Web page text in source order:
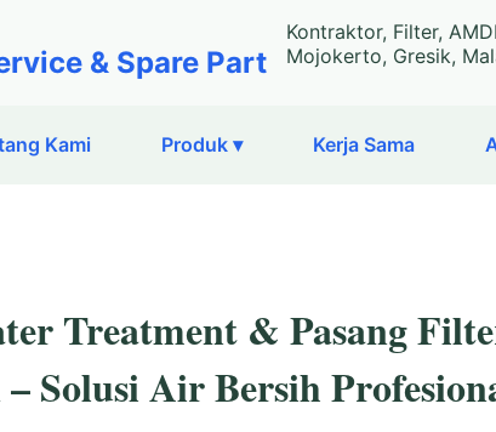
& Spare Part
Kontraktor, Filter,
Mojokerto, Gresik,
Kami Produk ▾ Kerja Sama
Treatment & Pasang
Solusi Air Bersih